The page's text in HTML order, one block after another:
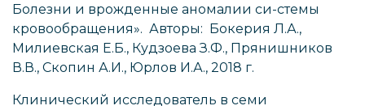
Болезни и врожденные аномалии си-стемы
кровообращения». Авторы: Бокерия Л.А.,
Милиевская Е.Б., Кудзоева З.Ф., Прянишников
В.В., Скопин А.И., Юрлов И.А., 2018 г.
Клинический исследователь в семи